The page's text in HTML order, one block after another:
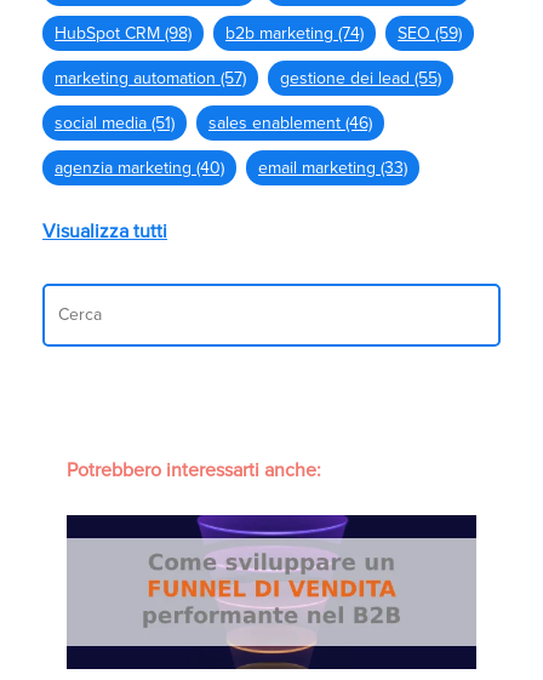
HubSpot CRM (98) b2b marketing (74) SEO (59)
marketing automation (57) gestione dei lead (55)
social media (51) sales enablement (46)
agenzia marketing (40) email marketing (33)
Visualizza tutti
Potrebbero interessarti anche: